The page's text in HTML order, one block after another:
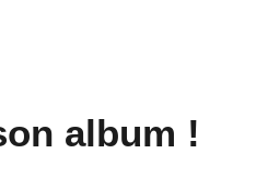
album !